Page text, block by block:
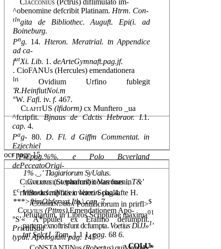
Ciacconius(Pctrus) diflimulato im-
^obenomine defcribit Platinam. Htrm. Con-
tlngita de Bibliothec. Auguft. Epi(i. ad
Boineburg.
Png. 14. Hteron. Meratrial. tn Appendice
ad ca-
futXi. Lib. 1. deArteGymnaft.pag.jf.
. CioFANUs (Hercules) emendationera
lriOvidium Urfino fublegit
'R.HeinfiutNoi.m
°W. Fafi. iv. f. 467.
ClafitUS(lfidorm)cx Munftero _ua
^fcripfit.Bjnaus de Cdctis Hebraor. I.1.
cap.4.
Pag- 80. D. Fl. d Giffm Commentat. in
Ezjechiel
c"P-l.pag.%%. e Polo Bcverland
dePeceatoOrigi-
Claverius(Stephanus) notas fuas in
£crfmm dcfcripfit ex veteri Scholiafte H.
***>ftimObfervat.Itb.\.cap,7.
Colvius(Pttms)Emendationem Apo-
°S'« A*ppulei ex Erafmo defumpfit.
Pricausad
typul. Apologiam pag. 145-.
COLU»
ocr page 15
1% ._.' Tlagiariorum SyUalus.
; Columellatranfcribit Varroneni,T&'
ViBorius mNotis in Varron.pag.4.
CommentariaPontificiorum in prirfl>$
Jefuitarum, in Libros Scripturae maxima01
partem exnoftrisfunt dcfumpta. Voetius DiJJ»1 '
tat SelctJ. Tomr 1.1 1.pag.686.
3